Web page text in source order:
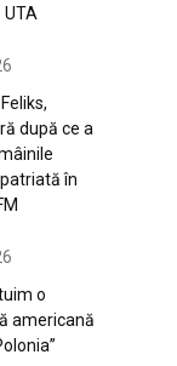
UTA
după ce a
în
o
americană